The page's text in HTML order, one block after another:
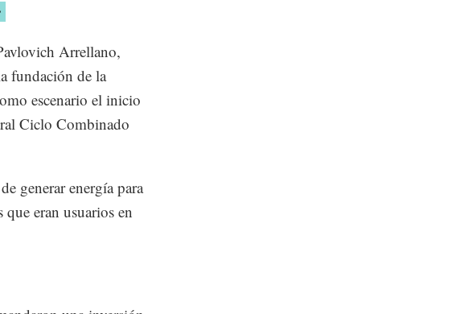
Arrellano,
fundación de la
escenario el inicio
Ciclo Combinado
generar energía para
eran usuarios en